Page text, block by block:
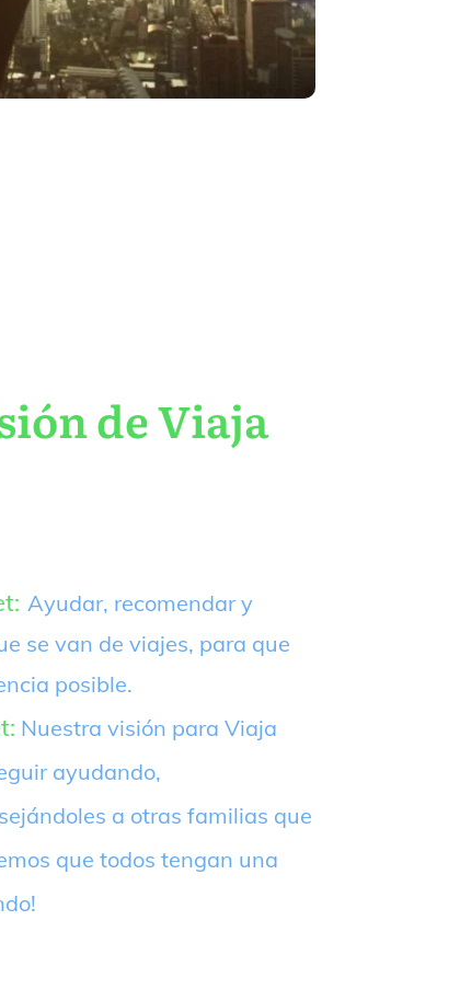
de Viaja
Ayudar, recomendar y
se van de viajes, para que
posible.
Nuestra visión para Viaja
ayudando,
a otras familias que
que todos tengan una